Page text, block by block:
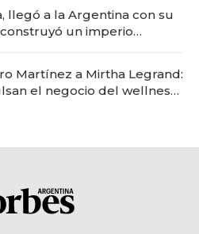
llegó a la Argentina con su
un imperio
Martínez a Mirtha Legrand:
el negocio del wellness